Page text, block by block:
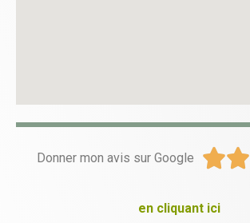
Donner mon avis sur Google 
en cliquant ici